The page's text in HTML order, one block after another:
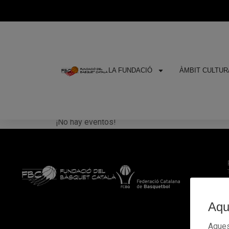
LA FUNDACIÓ ÀMBIT
¡No hay eventos!